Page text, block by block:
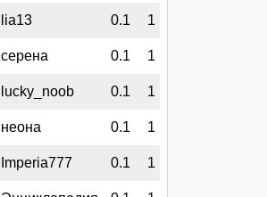
lia13 0.1 1
серена 0.1 1
lucky_noob 0.1 1
неона 0.1 1
Imperia777 0.1 1